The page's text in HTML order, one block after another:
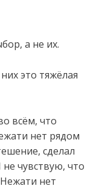
а не их.
это тяжёлая
всём, что
нет рядом
сделал
чувствую, что
нет